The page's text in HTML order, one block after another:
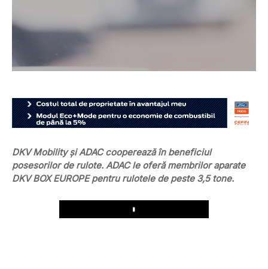
DKV Mobility și ADAC cooperează în beneficiul
posesorilor de rulote. ADAC le oferă membrilor aparate
DKV BOX EUROPE pentru rulotele de peste 3,5 tone.
Play